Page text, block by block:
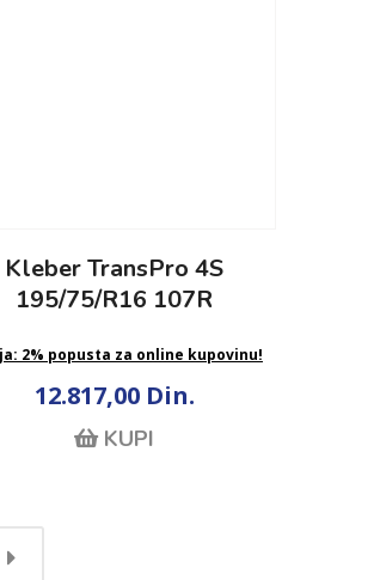
Kleber TransPro 4S
195/75/R16 107R
2% popusta za online kupovinu!
12.817,00 Din.
KUPI